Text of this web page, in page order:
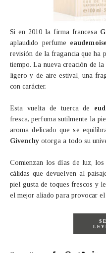
Si en 2010 la firma francesa
aplaudido perfume
revisión de la fragancia que ha
tiempo. La nueva creación de
ligero y de aire estival, una
con carácter.
Esta vuelta de tuerca de
fresca, perfuma sutilmente la
aroma delicado que se
Givenchy otorga a todo su
Comienzan los días de luz,
cálidas que devuelven al
piel gusta de toques frescos y
el mejor aliado para provocar